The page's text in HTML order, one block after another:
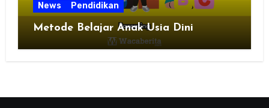
News Pendidikan
Metode Belajar Anak Usia Dini